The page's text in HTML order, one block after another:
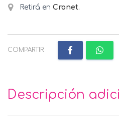
Retirá en Cronet.
COMPARTIR:
Descripción